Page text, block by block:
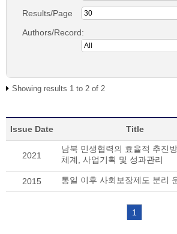
Results/Page
Authors/Record:
Showing results 1 to 2 of 2
Issue Date Title
2021
남북 민생협력의 효율적 추진
체계, 사업기획 및 성과관리
2015 통일 이후 사회보장제도 분리
1